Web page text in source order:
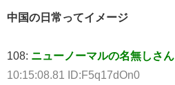
中国の日常ってイメージ
108: ニューノーマルの名無しさん
10:15:08.81 ID:F5q17dOn0